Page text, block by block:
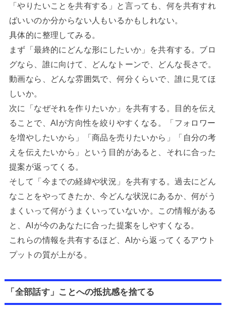
「やりたいことを共有する」と言っても、何を共有すれ
ばいいのか分からない人もいるかもしれない。
具体的に整理してみる。
まず「最終的にどんな形にしたいか」を共有する。ブロ
グなら、誰に向けて、どんなトーンで、どんな長さで。
動画なら、どんな雰囲気で、何分くらいで、誰に見てほ
しいか。
次に「なぜそれを作りたいか」を共有する。目的を伝え
ることで、AIが方向性を絞りやすくなる。「フォロワー
を増やしたいから」「商品を売りたいから」「自分の考
えを伝えたいから」という目的があると、それに合った
提案が返ってくる。
そして「今までの経緯や状況」を共有する。過去にどん
なことをやってきたか、今どんな状況にあるか、何がう
まくいって何がうまくいっていないか。この情報がある
と、AIが今のあなたに合った提案をしやすくなる。
これらの情報を共有するほど、AIから返ってくるアウト
プットの質が上がる。
「全部話す」ことへの抵抗感を捨てる